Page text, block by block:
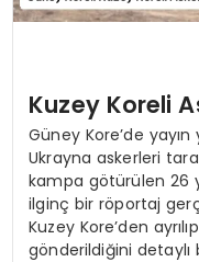
Kuzey Koreli
Güney Kore’de
Ukrayna askerleri
kampa götürülen 26
ilginç bir röportaj
Kuzey Kore’den
gönderildiğini detaylı